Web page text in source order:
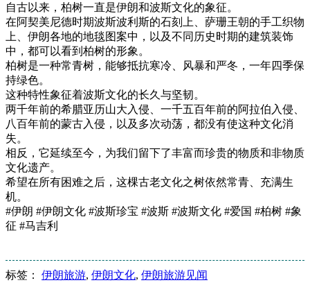
自古以来，柏树一直是伊朗和波斯文化的象征。
在阿契美尼德时期波斯波利斯的石刻上、萨珊王朝的手工织物
上、伊朗各地的地毯图案中，以及不同历史时期的建筑装饰
中，都可以看到柏树的形象。
柏树是一种常青树，能够抵抗寒冷、风暴和严冬，一年四季保
持绿色。
这种特性象征着波斯文化的长久与坚韧。
两千年前的希腊亚历山大入侵、一千五百年前的阿拉伯入侵、
八百年前的蒙古入侵，以及多次动荡，都没有使这种文化消
失。
相反，它延续至今，为我们留下了丰富而珍贵的物质和非物质
文化遗产。
希望在所有困难之后，这棵古老文化之树依然常青、充满生
机。
#伊朗 #伊朗文化 #波斯珍宝 #波斯 #波斯文化 #爱国 #柏树 #象
征 #马吉利
标签： 伊朗旅游, 伊朗文化, 伊朗旅游见闻